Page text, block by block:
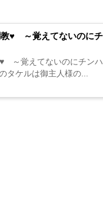
♥ ～覚えてないのに
～覚えてないのにチン
タケルは御主人様の...